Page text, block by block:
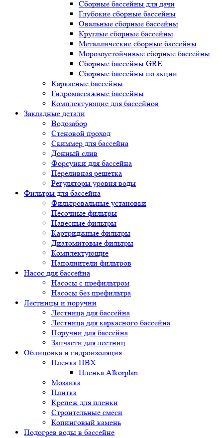
Сборные бассейны для дачи
Глубокие сборные бассейны
Овальные сборные бассейны
Круглые сборные бассейны
Металлические сборные бассейны
Морозоустойчивые сборные бассейны
Сборные бассейны GRE
Сборные бассейны по акции
Каркасные бассейны
Гидромассажные бассейны
Комплектующие для бассейнов
Закладные детали
Водозабор
Стеновой проход
Скиммер для бассейна
Донный слив
Форсунки для бассейна
Переливная решетка
Регуляторы уровня воды
Фильтры для бассейна
Фильтровальные установки
Песочные фильтры
Навесные фильтры
Картриджные фильтры
Диатомитовые фильтры
Комплектующие
Наполнители фильтров
Насос для бассейна
Насосы с префильтром
Насосы без префильтра
Лестницы и поручни
Лестница для бассейна
Лестница для каркасного бассейна
Поручни для бассейна
Запчасти для лестниц
Облицовка и гидроизоляция
Пленка ПВХ
Пленка Alkorplan
Мозаика
Плитка
Крепеж для пленки
Строительные смеси
Копинговый камень
Подогрев воды в бассейне